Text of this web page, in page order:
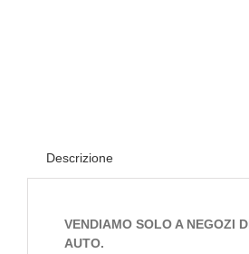
Descrizione
VENDIAMO SOLO A NEGOZI
AUTO.